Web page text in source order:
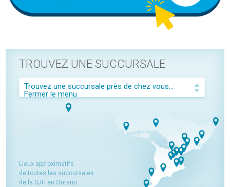
TROUVEZ UNE SUCCURSALE
Trouvez une succursale près de chez vous...
Fermer le menu
Lieux approximatifs
de toutes les succursales
de la SJH en Ontario